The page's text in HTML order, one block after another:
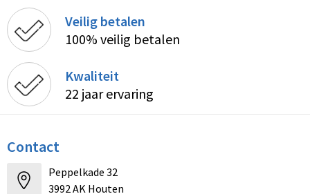
Veilig betalen
100% veilig betalen
Kwaliteit
22 jaar ervaring
Contact
Peppelkade 32
3992 AK Houten